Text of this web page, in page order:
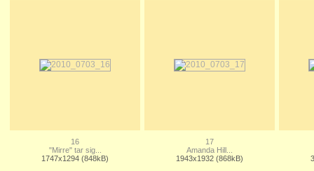
16
"Mirre" tar sig...
1747x1294 (848kB)
17
Amanda Hill...
1943x1932 (868kB)